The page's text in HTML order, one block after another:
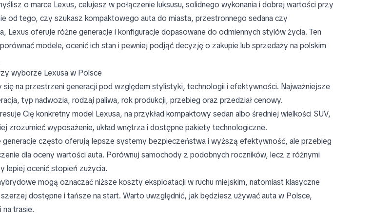
o marce Lexus, celujesz w połączenie luksusu, solidnego wykonania i dobrej wartości przy
od tego, czy szukasz kompaktowego auta do miasta, przestronnego sedana czy
Lexus oferuje różne generacje i konfiguracje dopasowane do odmiennych stylów życia. Ten
modele, ocenić ich stan i pewniej podjąć decyzję o zakupie lub sprzedaży na polskim
wyborze Lexusa w Polsce
się na przestrzeni generacji pod względem stylistyki, technologii i efektywności. Najważniejsze
typ nadwozia, rodzaj paliwa, rok produkcji, przebieg oraz przedział cenowy.
Cię konkretny model Lexusa, na przykład kompaktowy sedan albo średniej wielkości SUV,
zrozumieć wyposażenie, układ wnętrza i dostępne pakiety technologiczne.
generacje często oferują lepsze systemy bezpieczeństwa i wyższą efektywność, ale przebieg
dla oceny wartości auta. Porównuj samochody z podobnych roczników, lecz z różnymi
lepiej ocenić stopień zużycia.
mogą oznaczać niższe koszty eksploatacji w ruchu miejskim, natomiast klasyczne
dostępne i tańsze na start. Warto uwzględnić, jak będziesz używać auta w Polsce,
na trasie.